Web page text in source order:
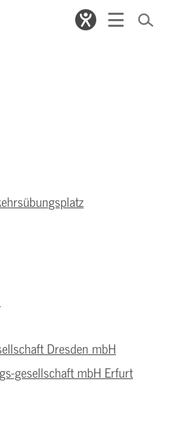
Dresden mbH
gesellschaft mbH Erfurt